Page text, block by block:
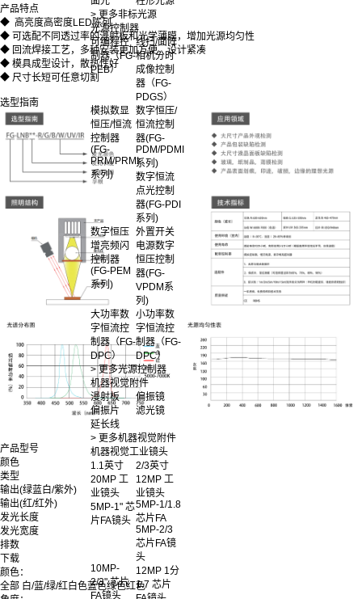
> 更多非标光源
光源控制器
可编程控
制器（FG-
PEB）
线扫/面阵
相机分时
成像控制
器（FG-
PDGS）
模拟数显
恒压/恒流
控制器
(FG-
PRM/PRMI
系列)
数字恒压/
恒流控制
器(FG-
PDM/PDMI
系列)
数字恒流
点光控制
器(FG-PDI
系列)
数字恒压
增亮频闪
控制器
(FG-PEM
系列)
外置开关
电源数字
恒压控制
器(FG-
VPDM系
列)
大功率数
字恒流控
制器（FG-
DPC）
小功率数
字恒流控
制器（FG-
DPC）
> 更多光源控制器
机器视觉附件
漫射板
偏振镜
偏振片
滤光镜
延长线
> 更多机器视觉附件
机器视觉工业镜头
1.1英寸
20MP 工
业镜头
2/3英寸
12MP 工
业镜头
5MP-1" 芯
片FA镜头
5MP-1/1.8
芯片FA
5MP-2/3
芯片FA镜
头
10MP-
2/3" 芯片
FA镜头
12MP 1分
1.7 芯片
产品特点
◆ 高亮度高密度LED陈列
◆ 可选配不同透过率的漫射板和光学薄膜，增加光源均匀性
◆ 回流焊接工艺，多种安装更加方便，设计紧凑
◆ 模具成型设计，散热性好
◆ 尺寸长短可任意切割
选型指南
产品型号
颜色
类型
输出(绿蓝白/紫外)
输出(红/红外)
发光长度
发光宽度
排数
下载
颜色：
全部 白/蓝/绿/红白色蓝色绿色红色